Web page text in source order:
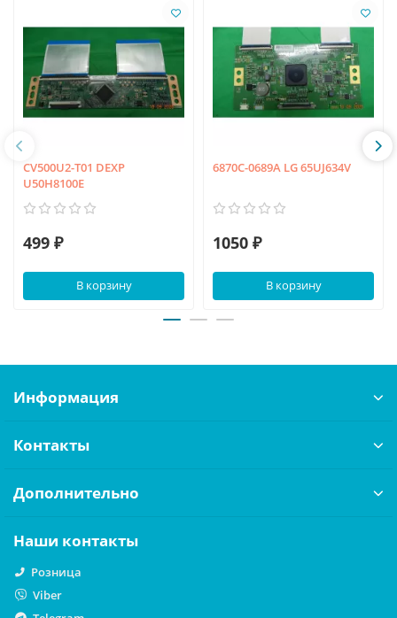
CV500U2-T01 DEXP
U50H8100E
499 ₽
В корзину
6870C-0689A LG 65UJ634V
1050 ₽
В корзину
Информация
Контакты
Дополнительно
Наши контакты
Розница
Viber